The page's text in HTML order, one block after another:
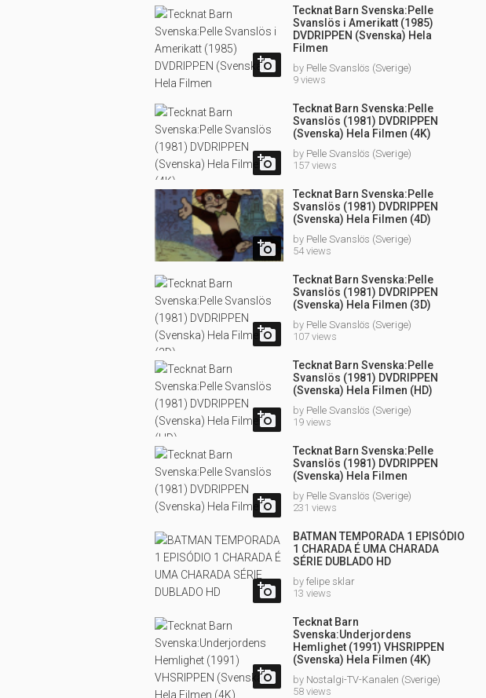

Tecknat Barn Svenska:Pelle
Svanslös i Amerikatt (1985)
DVDRIPPEN (Svenska) Hela
Filmen
by Pelle Svanslös (Sverige)
9 views

Tecknat Barn Svenska:Pelle
Svanslös (1981) DVDRIPPEN
(Svenska) Hela Filmen (4K)
by Pelle Svanslös (Sverige)
157 views

Tecknat Barn Svenska:Pelle
Svanslös (1981) DVDRIPPEN
(Svenska) Hela Filmen (4D)
by Pelle Svanslös (Sverige)
54 views

Tecknat Barn Svenska:Pelle
Svanslös (1981) DVDRIPPEN
(Svenska) Hela Filmen (3D)
by Pelle Svanslös (Sverige)
107 views

Tecknat Barn Svenska:Pelle
Svanslös (1981) DVDRIPPEN
(Svenska) Hela Filmen (HD)
by Pelle Svanslös (Sverige)
19 views

Tecknat Barn Svenska:Pelle
Svanslös (1981) DVDRIPPEN
(Svenska) Hela Filmen
by Pelle Svanslös (Sverige)
231 views

BATMAN TEMPORADA 1 EPISÓDIO
1 CHARADA É UMA CHARADA
SÉRIE DUBLADO HD
by felipe sklar
13 views

Tecknat Barn
Svenska:Underjordens
Hemlighet (1991) VHSRIPPEN
(Svenska) Hela Filmen (4K)
by Nostalgi-TV-Kanalen (Sverige)
58 views